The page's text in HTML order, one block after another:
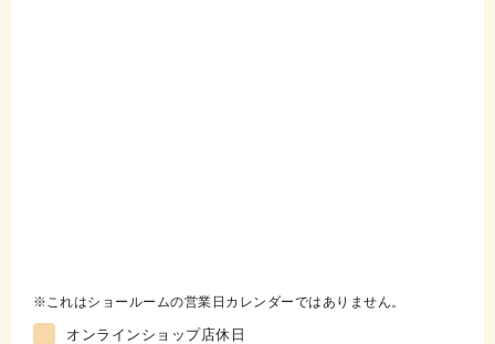
これはショールームの営業日カレンダーではありません。
オンラインショップ店休日